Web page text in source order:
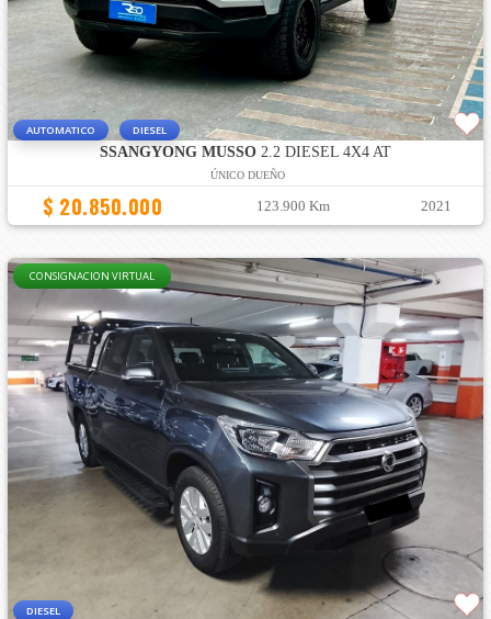
AUTOMATICO DIESEL
SSANGYONG MUSSO2.2 DIESEL 4X4 AT
ÚNICO DUEÑO
$ 20.850.000 123.900 Km 2021
CONSIGNACION VIRTUAL
DIESEL